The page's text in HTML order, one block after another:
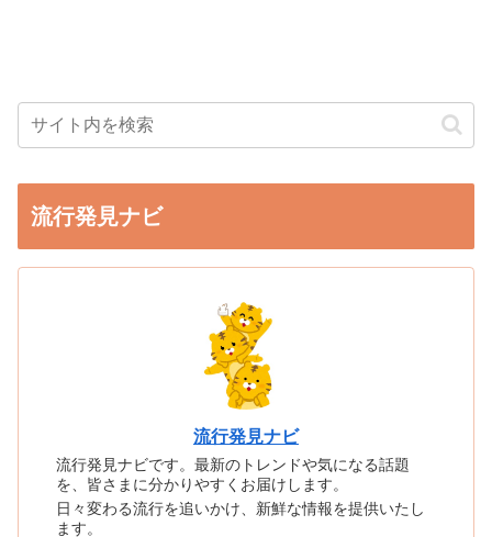
流行発見ナビ
流行発見ナビ
流行発見ナビです。最新のトレンドや気になる話題
を、皆さまに分かりやすくお届けします。
日々変わる流行を追いかけ、新鮮な情報を提供いたし
ます。